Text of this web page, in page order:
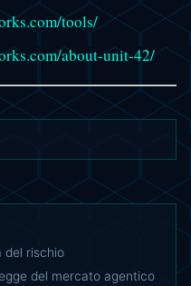
tools/
about-unit-42/
del rischio
del mercato agentico